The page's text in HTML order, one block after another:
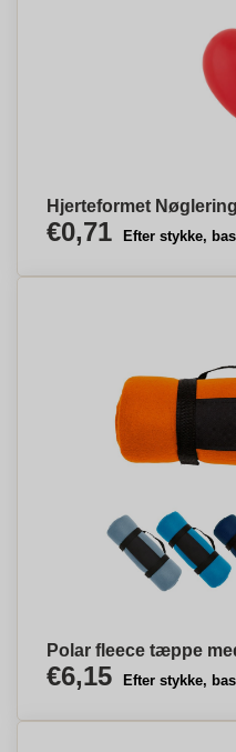
Hjerteformet
€0,71 Efter stykke,
Polar fleece tæppe
€6,15 Efter stykke,